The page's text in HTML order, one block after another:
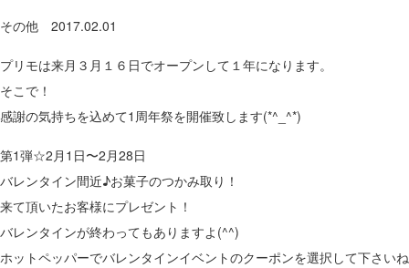
その他 2017.02.01
プリモは来月３月１６日でオープンして１年になります。
そこで！
感謝の気持ちを込めて1周年祭を開催致します(*^_^*)
第1弾☆2月1日〜2月28日
バレンタイン間近♪お菓子のつかみ取り！
来て頂いたお客様にプレゼント！
バレンタインが終わってもありますよ(^^)
ホットペッパーでバレンタインイベントのクーポンを選択して下さいね